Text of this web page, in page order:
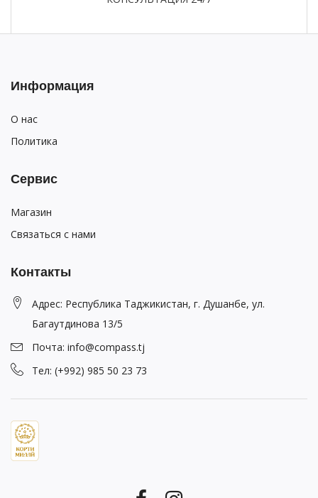
Информация
О нас
Политика
Сервис
Магазин
Связаться с нами
Контакты
Адрес: Республика Таджикистан, г. Душанбе, ул.
Багаутдинова 13/5
Почта: info@compass.tj
Тел: (+992) 985 50 23 73